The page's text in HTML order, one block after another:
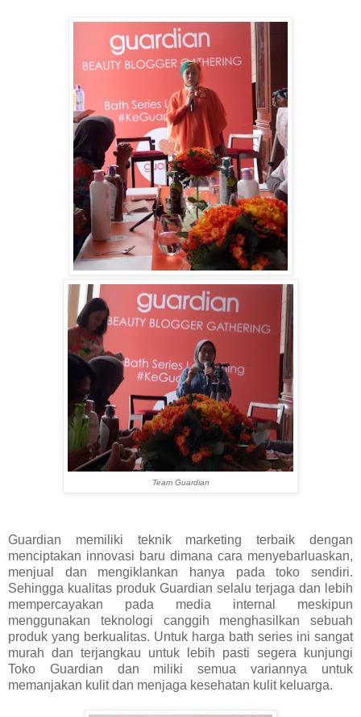
Team Guardian
Guardian memiliki teknik marketing terbaik dengan
menciptakan innovasi baru dimana cara menyebarluaskan,
menjual dan mengiklankan hanya pada toko sendiri.
Sehingga kualitas produk Guardian selalu terjaga dan lebih
mempercayakan pada media internal meskipun
menggunakan teknologi canggih menghasilkan sebuah
produk yang berkualitas. Untuk harga bath series ini sangat
murah dan terjangkau untuk lebih pasti segera kunjungi
Toko Guardian dan miliki semua variannya untuk
memanjakan kulit dan menjaga kesehatan kulit keluarga.